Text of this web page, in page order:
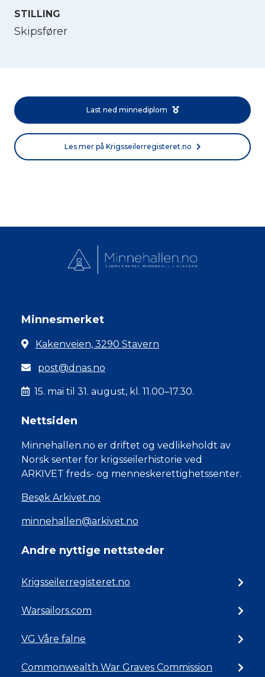
STILLING
Skipsfører
Last ned minnediplom
Les mer på Krigsseilerregisteret.no
Minnesmerket
Kakenveien, 3290 Stavern
post@dnas.no
15. mai til 31. august, kl. 11.00–17.30.
Nettsiden
Minnehallen.no er driftet og vedlikeholdt av
Norsk senter for krigsseilerhistorie ved
ARKIVET freds- og menneskerettighetssenter.
Besøk Arkivet.no
minnehallen@arkivet.no
Andre nyttige nettsteder
Krigsseilerregisteret.no
Warsailors.com
VG Våre falne
Commonwealth War Graves Commission